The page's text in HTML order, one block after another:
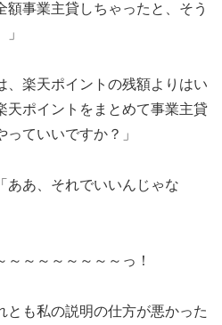
額事業主貸しちゃったと、そう
、楽天ポイントの残額よりはい
天ポイントをまとめて事業主貸
ていいですか？」
ああ、それでいいんじゃな
～～～～～～～っ！
とも私の説明の仕方が悪かった